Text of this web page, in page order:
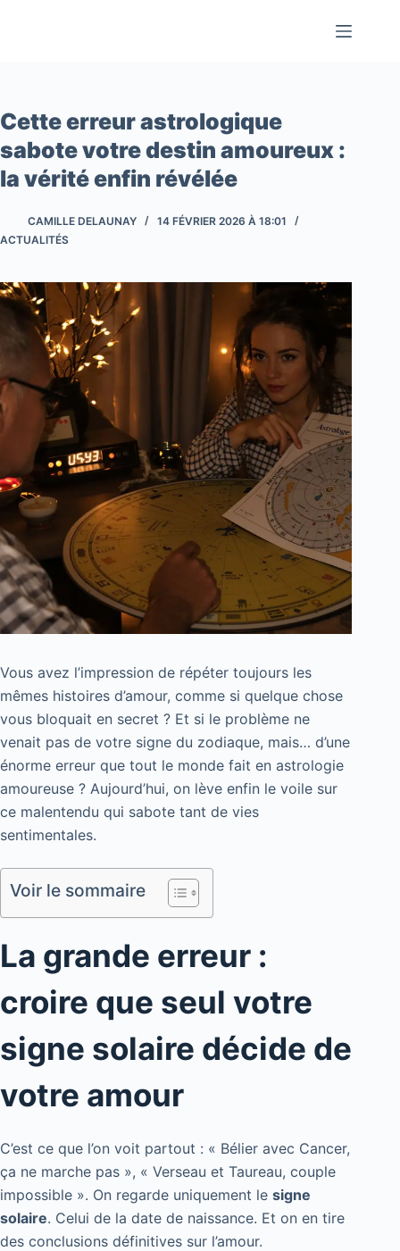
Cette erreur astrologique
sabote votre destin amoureux :
la vérité enfin révélée
CAMILLE DELAUNAY
14 FÉVRIER 2026 À 18:01
ACTUALITÉS
Vous avez l’impression de répéter toujours les
mêmes histoires d’amour, comme si quelque chose
vous bloquait en secret ? Et si le problème ne
venait pas de votre signe du zodiaque, mais… d’une
énorme erreur que tout le monde fait en astrologie
amoureuse ? Aujourd’hui, on lève enfin le voile sur
ce malentendu qui sabote tant de vies
sentimentales.
Voir le sommaire
La grande erreur :
croire que seul votre
signe solaire décide de
votre amour
C’est ce que l’on voit partout : « Bélier avec Cancer,
ça ne marche pas », « Verseau et Taureau, couple
impossible ». On regarde uniquement le signe
solaire. Celui de la date de naissance. Et on en tire
des conclusions définitives sur l’amour.